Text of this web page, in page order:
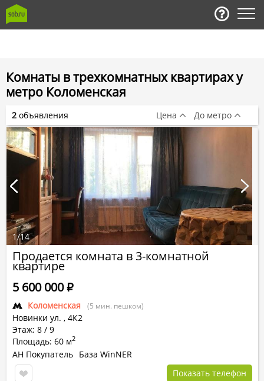
Комнаты в трехкомнатных квартирах у
метро Коломенская
Продается комната в 3-комнатной
квартире
Коломенская (5 мин. пешком)
Новинки ул. , 4К2
Этаж: 8 / 9
Площадь: 60 м2
5 600 000Р
АН Покупатель База WinNER
Показать телефон
1/14
2 объявления Цена До метро